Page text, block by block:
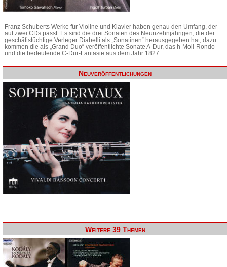
Franz Schuberts Werke für Violine und Klavier haben genau den Umfang, der
auf zwei CDs passt. Es sind die drei Sonaten des Neunzehnjährigen, die der
geschäftstüchtige Verleger Diabelli als „Sonatinen“ herausgegeben hat, dazu
kommen die als „Grand Duo“ veröffentlichte Sonate A-Dur, das h-Moll-Rondo
und die bedeutende C-Dur-Fantasie aus dem Jahr 1827.
Neuveröffentlichungen
Weitere 39 Themen